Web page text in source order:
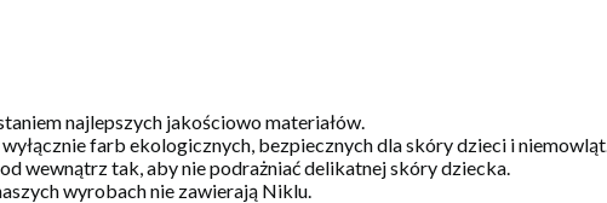
najlepszych jakościowo materiałów.
farb ekologicznych, bezpiecznych dla skóry dzieci i niemowląt.
wewnątrz tak, aby nie podrażniać delikatnej skóry dziecka.
wyrobach nie zawierają Niklu.